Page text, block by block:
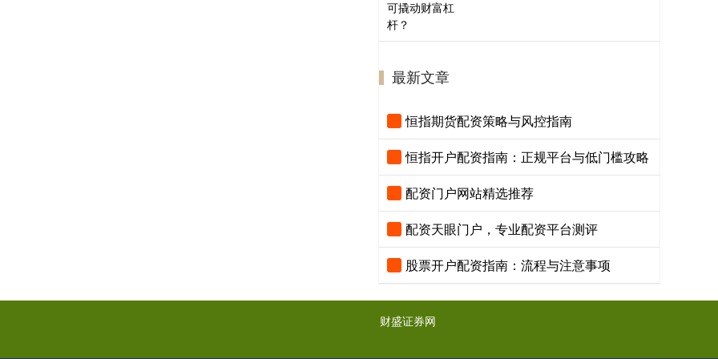
最新文章
恒指期货配资策略与风控指南
恒指开户配资指南：正规平台与低门槛攻略
配资门户网站精选推荐
配资天眼门户，专业配资平台测评
股票开户配资指南：流程与注意事项
财盛证券网